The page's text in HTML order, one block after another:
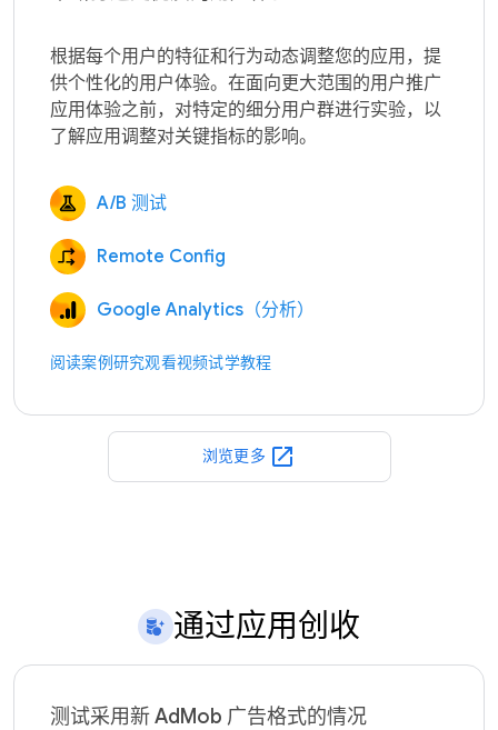
根据每个用户的特征和行为动态调整您的应用，提
供个性化的用户体验。在面向更大范围的用户推广
应用体验之前，对特定的细分用户群进行实验，以
A/B 测试
Remote Config
Google Analytics（分析）
阅读案例研究观看视频试学教程
浏览更多 open_in_new
通过应用创收
测试采用新 AdMob 广告格式的情况